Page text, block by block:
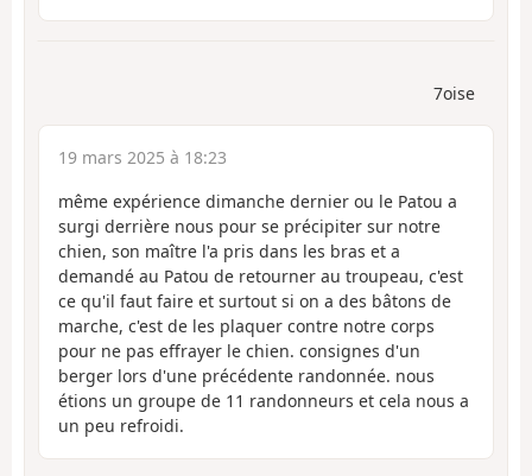
7oise
19 mars 2025 à 18:23
même expérience dimanche dernier ou le Patou a
surgi derrière nous pour se précipiter sur notre
chien, son maître l'a pris dans les bras et a
demandé au Patou de retourner au troupeau, c'est
ce qu'il faut faire et surtout si on a des bâtons de
marche, c'est de les plaquer contre notre corps
pour ne pas effrayer le chien. consignes d'un
berger lors d'une précédente randonnée. nous
étions un groupe de 11 randonneurs et cela nous a
un peu refroidi.